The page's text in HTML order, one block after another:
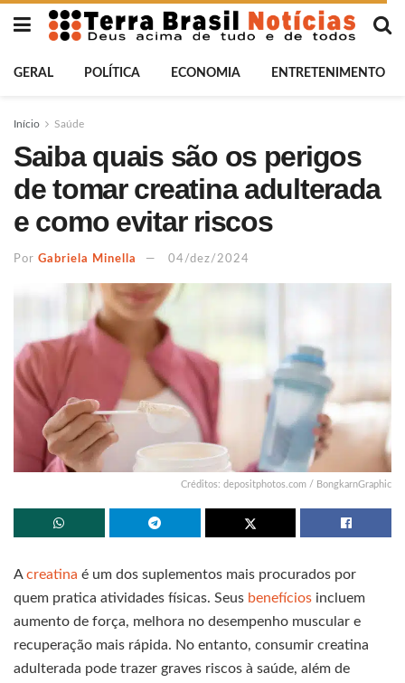
GERAL POLÍTICA ECONOMIA ENTRETENIMENTO
Início Saúde
Saiba quais são os perigos
de tomar creatina adulterada
e como evitar riscos
Por Gabriela Minella 04/dez/2024
Créditos: depositphotos.com / BongkarnGraphic
Acreatina é um dos suplementos mais procurados por
quem pratica atividades físicas. Seus benefícios incluem
aumento de força, melhora no desempenho muscular e
recuperação mais rápida. No entanto, consumir creatina
adulterada pode trazer graves riscos à saúde, além de